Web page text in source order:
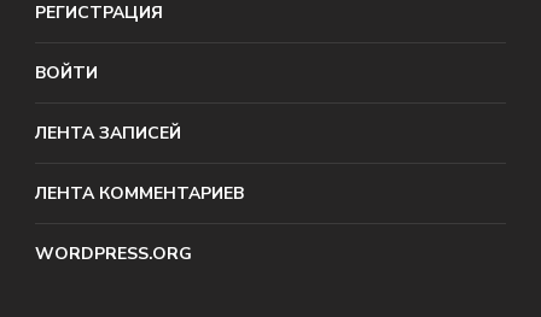
РЕГИСТРАЦИЯ
ВОЙТИ
ЛЕНТА ЗАПИСЕЙ
ЛЕНТА КОММЕНТАРИЕВ
WORDPRESS.ORG